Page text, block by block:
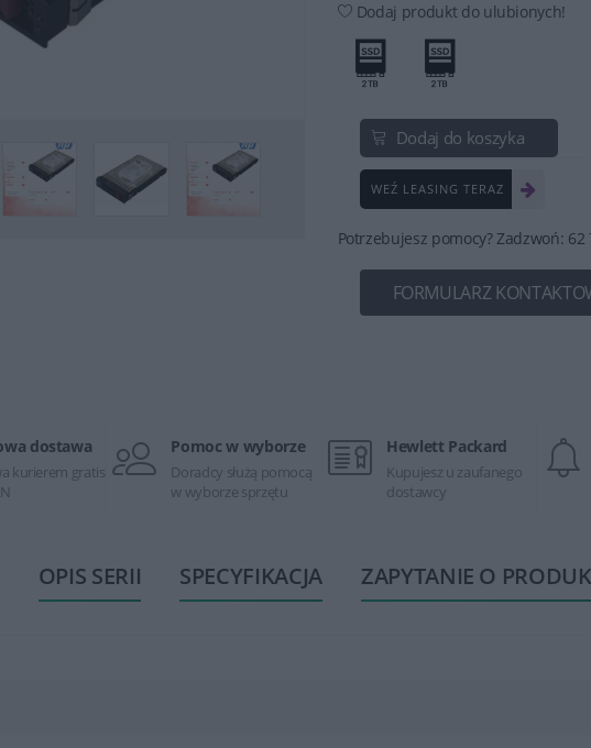
Dodaj produkt do ulubionych!
Dodaj do koszyka
WEŹ LEASING TERAZ
Potrzebujesz pomocy? Zadzwoń: 62
FORMULARZ
dostawa
kurierem gratis
Pomoc w wyborze
Doradcy służą pomocą
w wyborze sprzętu
Hewlett Packard
Kupujesz u zaufanego
dostawcy
OPIS SERII SPECYFIKACJA ZAPYTANIE O